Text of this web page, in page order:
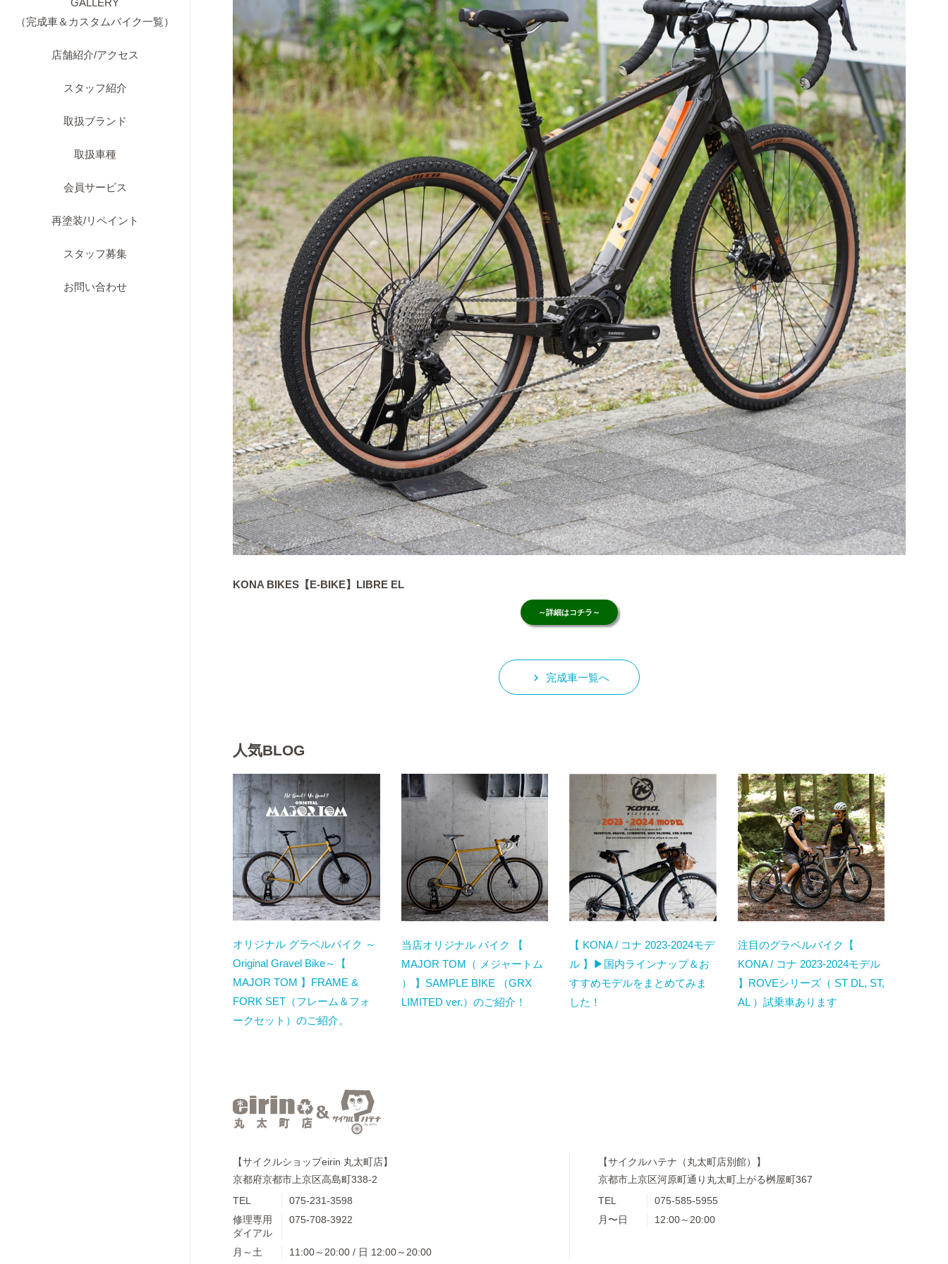
GALLERY
（完成車＆カスタムバイク一覧）
店舗紹介/アクセス
スタッフ紹介
取扱ブランド
取扱車種
会員サービス
再塗装/リペイント
スタッフ募集
お問い合わせ
KONA BIKES 【E-BIKE】LIBRE EL
～詳細はコチラ～
keyboard_arrow_right 完成車一覧へ
人気BLOG
オリジナル グラベルバイク ～
Original Gravel Bike～【
MAJOR TOM 】FRAME &
FORK SET（フレーム＆フォ
ークセット）のご紹介。
当店オリジナル バイク 【
MAJOR TOM（ メジャートム
） 】SAMPLE BIKE （GRX
LIMITED ver.）のご紹介！
【 KONA / コナ 2023-2024モデ
ル 】▶国内ラインナップ＆お
すすめモデルをまとめてみま
した！
注目のグラベルバイク【
KONA / コナ 2023-2024モデル
】ROVEシリーズ（ ST DL, ST,
AL ）試乗車あります
【サイクルショップeirin 丸太町店】
京都府京都市上京区高島町338-2
TEL
075-231-3598
修理専用
ダイアル
075-708-3922
月～土 11:00～20:00 / 日 12:00～20:00
【サイクルハテナ（丸太町店別館）】
京都市上京区河原町通り丸太町上がる桝屋町367
TEL
075-585-5955
月〜日
12:00～20:00